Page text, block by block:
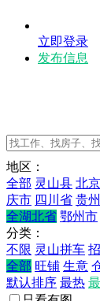
立即登录
发布信息
地区：
全部 灵山县 北
庆市 四川省 贵
全湖北省 鄂州市
分类：
不限 灵山拼车
全部 旺铺 生意
默认排序 最热